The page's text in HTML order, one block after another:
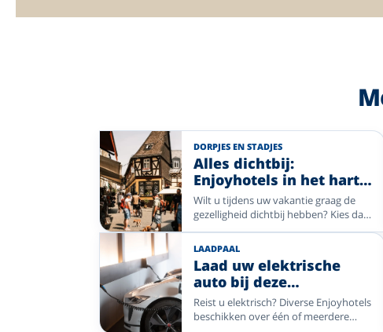
DORPJES EN STADJES
Alles dichtbij:
Enjoyhotels in het hart
van sfeervolle plaatsen
Wilt u tijdens uw vakantie graag de
gezelligheid dichtbij hebben? Kies dan
voor een Enjoyhotel in of nabij het
centrum. Van historische pleinen en
sfeervolle winkelstraten tot gezellige
dorpskernen: stap de deur uit en
ontdek direct de charme van uw
vakantiebestemming. Geniet van
comfort, gastvrijheid en alle mooie
LAADPAAL
Laad uw elektrische
auto bij deze
Enjoyhotels
Reist u elektrisch? Diverse Enjoyhotels
beschikken over één of meerdere